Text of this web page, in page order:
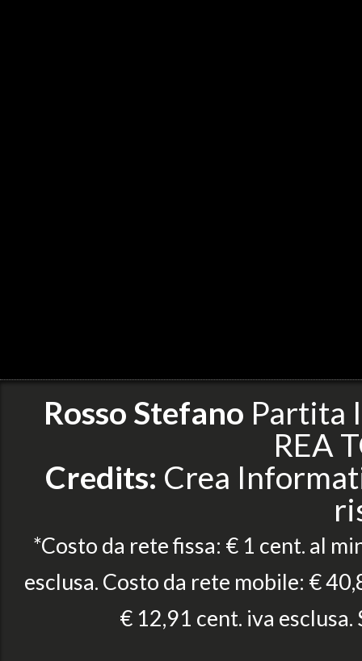
Rosso Stefano Partita
REA
Credits: Crea
*Costo da rete fissa: € 1 cent. al
esclusa. Costo da rete mobile: €
€ 12,91 cent. iva